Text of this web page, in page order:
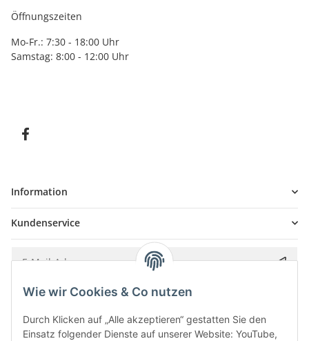
Öffnungszeiten
Mo-Fr.: 7:30 - 18:00 Uhr
Samstag: 8:00 - 12:00 Uhr
Information
Kundenservice
Bitte senden Sie mir entsprechend IhrerDatenschutzerklärung
Wie wir Cookies & Co nutzen
Durch Klicken auf „Alle akzeptieren“ gestatten Sie den
Einsatz folgender Dienste auf unserer Website: YouTube,